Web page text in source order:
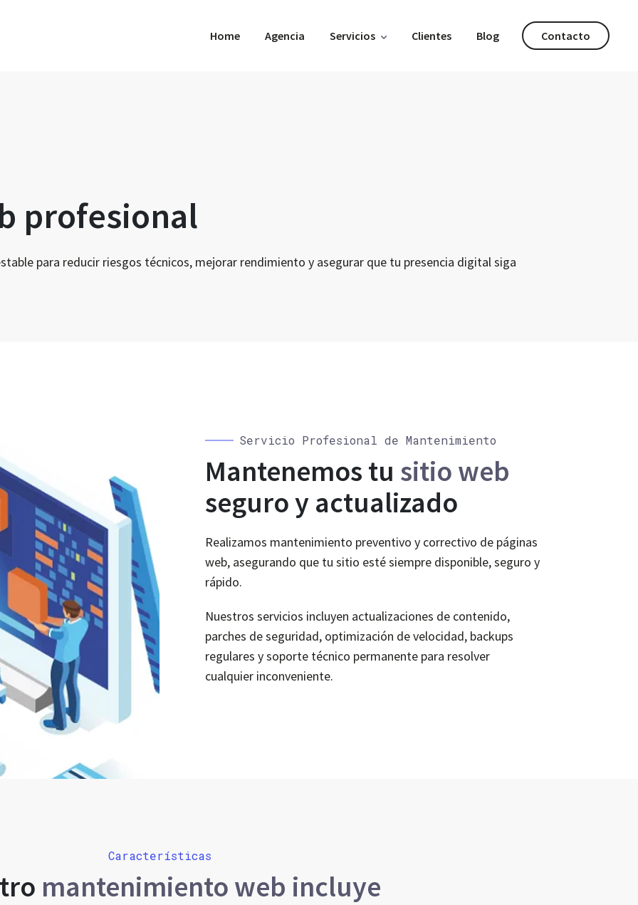
Home Agencia Servicios Clientes Blog Contacto
profesional
para reducir riesgos técnicos, mejorar rendimiento y asegurar que tu presencia digital siga
Servicio Profesional de Mantenimiento
Mantenemos tu sitio web
seguro y actualizado
Realizamos mantenimiento preventivo y correctivo de páginas
web, asegurando que tu sitio esté siempre disponible, seguro y
rápido.
Nuestros servicios incluyen actualizaciones de contenido,
parches de seguridad, optimización de velocidad, backups
regulares y soporte técnico permanente para resolver
cualquier inconveniente.
Características
mantenimiento web incluye